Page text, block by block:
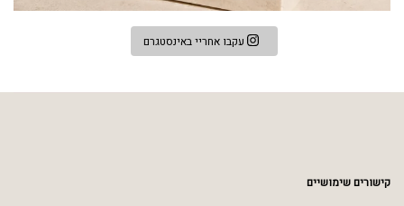
עקבו אחריי באינסטגרם
קישורים שימושיים